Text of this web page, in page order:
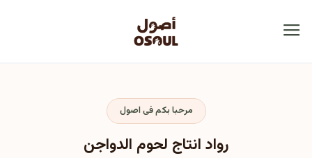
مرحبا بكم فى اصول
رواد انتاج لحوم الدواجن